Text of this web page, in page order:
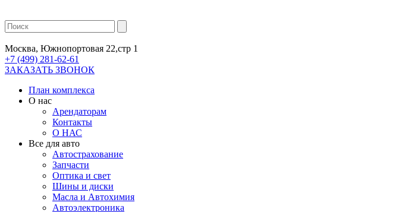
Москва, Южнопортовая 22,стр 1
+7 (499) 281-62-61
ЗАКАЗАТЬ ЗВОНОК
План комплекса
О нас
Арендаторам
Контакты
О НАС
Все для авто
Автострахование
Запчасти
Оптика и свет
Шины и диски
Масла и Автохимия
Автоэлектроника